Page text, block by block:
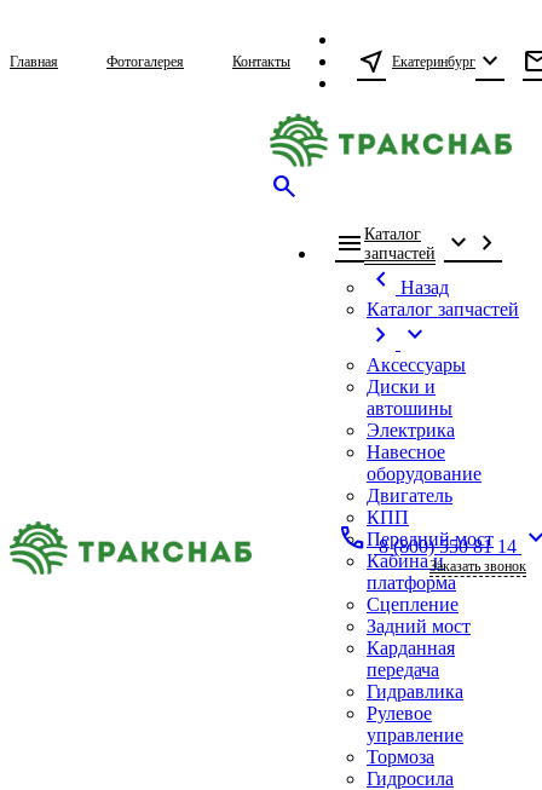
Главная Фотогалерея Контакты near_me Екатеринбург expand_more
search
menu Каталог
запчастей
expand_more chevron_right
chevron_left
Назад
Каталог запчастей
chevron_right expand_more
Аксессуары
Диски и
автошины
Электрика
Навесное
оборудование
Двигатель
КПП
Передний мост
Кабина и
платформа
Сцепление
Задний мост
Карданная
передача
Гидравлика
Рулевое
управление
Тормоза
Гидросила
call 8 (800) 550 81 14
Заказать звонок